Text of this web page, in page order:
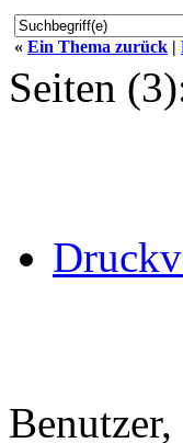
« Ein Thema zurück |
Seiten
Benutzer,